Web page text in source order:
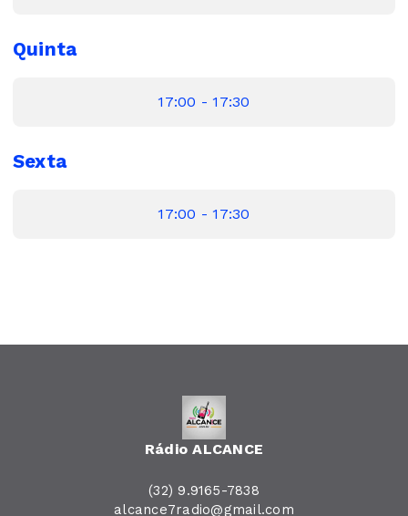
Quinta
17:00 - 17:30
Sexta
17:00 - 17:30
Rádio ALCANCE
(32) 9.9165-7838
alcance7radio@gmail.com